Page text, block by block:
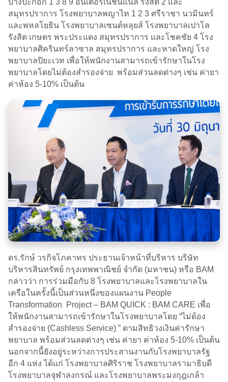
บางปะกอก 1 3 8 9 อินเตอร์เนชั่นแนล รังสิต 2 และ
สมุทรปราการ โรงพยาบาลพญาไท 1 2 3 ศรีราชา นวมินทร์
และพหลโยธิน โรงพยาบาลเซนต์หลุยส์ โรงพยาบาลเปาโล
รังสิต เกษตร พระประแดง สมุทรปราการ และโชคชัย 4 โรง
พยาบาลศิครินทร์ลาซาล สมุทรปราการ และหาดใหญ่ โรง
พยาบาลปิยะเวท เพื่อให้พนักงานสามารถเข้ารักษาในโรง
พยาบาลโดยไม่ต้องสำรองจ่าย พร้อมส่วนลดต่างๆ เช่น ค่ายา
ค่าห้อง 5-10% เป็นต้น
ดร.รักษ์ วรกิจโภคาทร ประธานเจ้าหน้าที่บริหาร บริษัท
บริหารสินทรัพย์ กรุงเทพพาณิชย์ จำกัด (มหาชน) หรือ BAM
กล่าวว่า การร่วมมือกับ 8 โรงพยาบาลและโรงพยาบาลใน
เครือในครั้งนี้เป็นส่วนหนึ่งของแผนงาน People
Transformation Project – BAM QUICK : BAM CARE เพื่อ
ให้พนักงานสามารถเข้ารักษาในโรงพยาบาลโดย “ไม่ต้อง
สำรองจ่าย (Cashless Service) ” ตามสิทธิวงเงินค่ารักษา
พยาบาล พร้อมส่วนลดต่างๆ เช่น ค่ายา ค่าห้อง 5-10% เป็นต้น
นอกจากนี้ยังอยู่ระหว่างการประสานงานกับโรงพยาบาลรัฐ
อีก 4 แห่ง ได้แก่ โรงพยาบาลศิริราช โรงพยาบาลรามาธิบดี
โรงพยาบาลจุฬาลงกรณ์ และโรงพยาบาลพระมงกุฎเกล้า